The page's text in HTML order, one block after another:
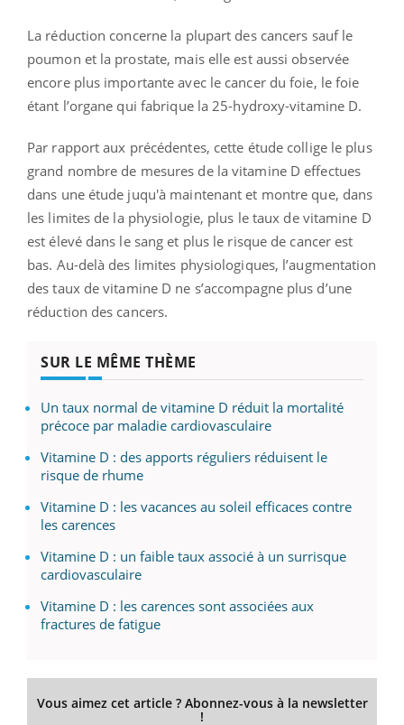
La réduction concerne la plupart des cancers sauf le
poumon et la prostate, mais elle est aussi observée
encore plus importante avec le cancer du foie, le foie
étant l’organe qui fabrique la 25-hydroxy-vitamine D.
Par rapport aux précédentes, cette étude collige le plus
grand nombre de mesures de la vitamine D effectues
dans une étude juqu'à maintenant et montre que, dans
les limites de la physiologie, plus le taux de vitamine D
est élevé dans le sang et plus le risque de cancer est
bas. Au-delà des limites physiologiques, l’augmentation
des taux de vitamine D ne s’accompagne plus d’une
réduction des cancers.
SUR LE MÊME THÈME
Un taux normal de vitamine D réduit la mortalité
précoce par maladie cardiovasculaire
Vitamine D : des apports réguliers réduisent le
risque de rhume
Vitamine D : les vacances au soleil efficaces contre
les carences
Vitamine D : un faible taux associé à un surrisque
cardiovasculaire
Vitamine D : les carences sont associées aux
fractures de fatigue
Vous aimez cet article ? Abonnez-vous à la newsletter
!